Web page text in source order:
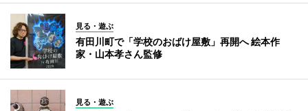
見る・遊ぶ
有田川町で「学校のおばけ屋敷」再開へ 絵本作
家・山本孝さん監修
見る・遊ぶ